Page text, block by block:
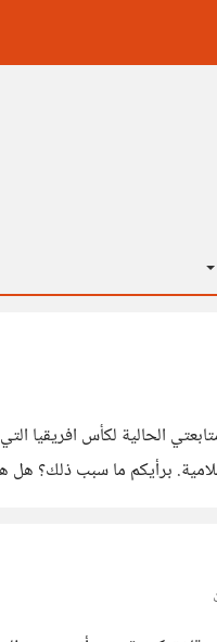
الحالية لكأس
برأيكم ما سبب ذلك؟